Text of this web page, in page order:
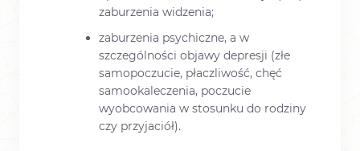
zaburzenia widzenia;
zaburzenia psychiczne, a w
szczególności objawy depresji (złe
samopoczucie, płaczliwość, chęć
samookaleczenia, poczucie
wyobcowania w stosunku do rodziny
czy przyjaciół).